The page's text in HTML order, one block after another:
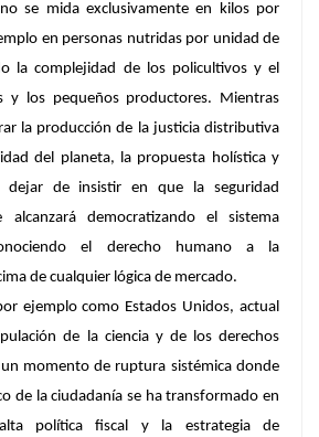
se mida exclusivamente en kilos por
en personas nutridas por unidad de
la complejidad de los policultivos y el
y los pequeños productores. Mientras
la producción de la justicia distributiva
del planeta, la propuesta holística y
dejar de insistir en que la seguridad
alcanzará democratizando el sistema
el derecho humano a la
de cualquier lógica de mercado.
ejemplo como Estados Unidos, actual
de la ciencia y de los derechos
momento de ruptura sistémica donde
de la ciudadanía se ha transformado en
política fiscal y la estrategia de